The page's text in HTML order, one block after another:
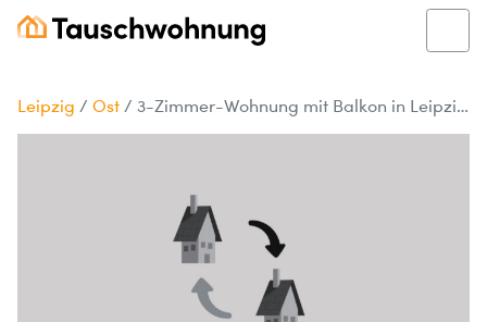
Leipzig / Ost / 3-Zimmer-Wohnung mit Balkon in Leipzig Ost, 73 m²